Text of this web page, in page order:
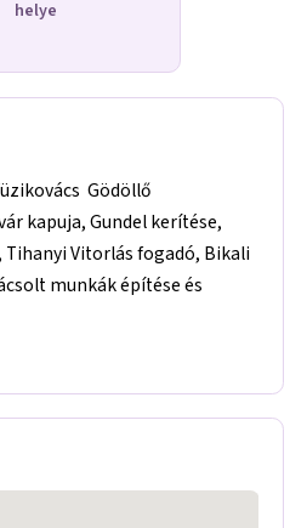
helye
Gödöllő
kapuja, Gundel kerítése,
Vitorlás fogadó, Bikali
munkák építése és